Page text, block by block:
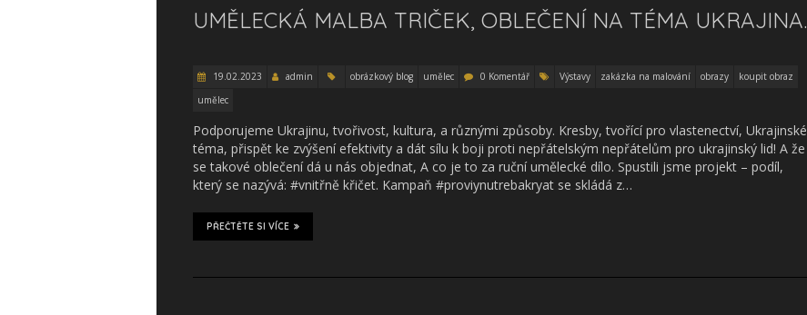
UMĚLECKÁ MALBA TRIČEK, OBLEČENÍ NA TÉMA UKRAJINA.
19.02.2023 admin obrázkový blog umělec 0 Komentář Výstavy zakázka na malování obrazy
koupit obraz
umělec
Podporujeme Ukrajinu, tvořivost, kultura, a různými způsoby. Kresby, tvořící pro vlastenectví, Ukrajinské
téma, přispět ke zvýšení efektivity a dát sílu k boji proti nepřátelským nepřátelům pro ukrajinský lid! A že
se takové oblečení dá u nás objednat, A co je to za ruční umělecké dílo. Spustili jsme projekt – podíl,
který se nazývá: #vnitřně křičet. Kampaň #proviynutrebakryat se skládá z…
PŘEČTĚTE SI VÍCE